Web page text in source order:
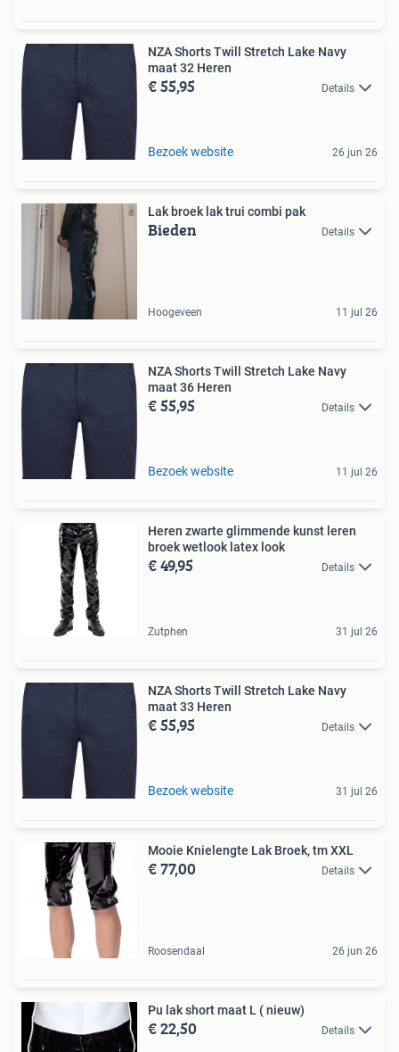
NZA Shorts Twill Stretch Lake Navy
maat 32 Heren
€ 55,95 Details
Bezoek website 26 jun 26
Lak broek lak trui combi pak
Bieden Details
Hoogeveen 11 jul 26
NZA Shorts Twill Stretch Lake Navy
maat 36 Heren
€ 55,95 Details
Bezoek website 11 jul 26
Heren zwarte glimmende kunst leren
broek wetlook latex look
€ 49,95 Details
Zutphen 31 jul 26
NZA Shorts Twill Stretch Lake Navy
maat 33 Heren
€ 55,95 Details
Bezoek website 31 jul 26
Mooie Knielengte Lak Broek, tm XXL
€ 77,00 Details
Roosendaal 26 jun 26
Pu lak short maat L ( nieuw)
€ 22,50 Details